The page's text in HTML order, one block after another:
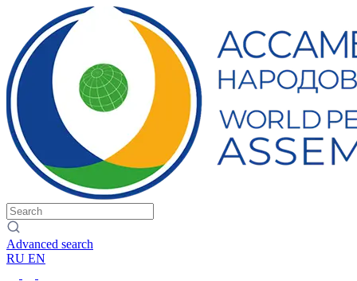
Advanced search
RU EN